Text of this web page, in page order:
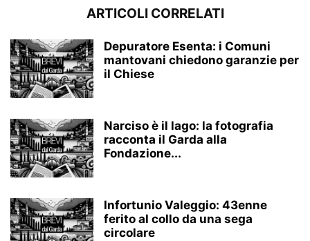
ARTICOLI CORRELATI
Depuratore Esenta: i Comuni
mantovani chiedono garanzie per
il Chiese
Narciso è il lago: la fotografia
racconta il Garda alla
Fondazione...
Infortunio Valeggio: 43enne
ferito al collo da una sega
circolare